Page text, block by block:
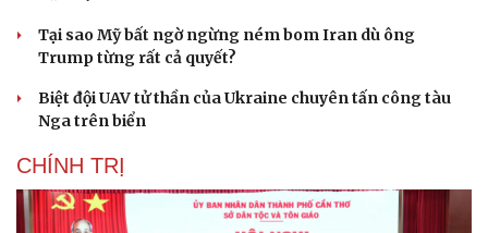
Tại sao Mỹ bất ngờ ngừng ném bom Iran dù ông
Trump từng rất cả quyết?
Biệt đội UAV tử thần của Ukraine chuyên tấn công tàu
Nga trên biển
CHÍNH TRỊ